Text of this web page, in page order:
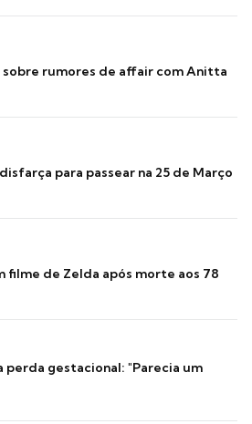
rumores de affair com Anitta
para passear na 25 de Março
filme de Zelda após morte aos 78
perda gestacional: "Parecia um